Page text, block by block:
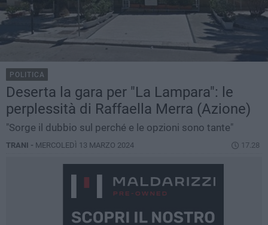
POLITICA
Deserta la gara per "La Lampara": le
perplessità di Raffaella Merra (Azione)
"Sorge il dubbio sul perché e le opzioni sono tante"
TRANI - MERCOLEDÌ 13 MARZO 2024 17.28